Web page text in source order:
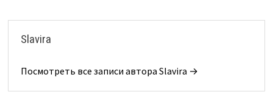
Slavira
Посмотреть все записи автора Slavira →